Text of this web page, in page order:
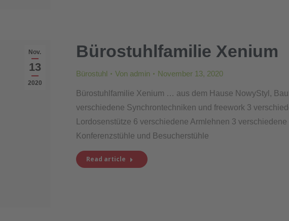
Nov.
13
2020
Bürostuhlfamilie Xenium
Bürostuhl Von admin November 13, 2020
Bürostuhlfamilie Xenium … aus dem Hause NowyStyl,
verschiedene Synchrontechniken und freework 3
Lordosenstütze 6 verschiedene Armlehnen 3
Konferenzstühle und Besucherstühle
Read article